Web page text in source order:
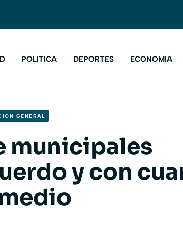
POLITICA DEPORTES ECONOMIA
GENERAL
municipales
y con